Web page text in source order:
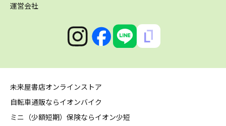
運営会社
未来屋書店オンラインストア
自転車通販ならイオンバイク
ミニ（少額短期）保険ならイオン少短